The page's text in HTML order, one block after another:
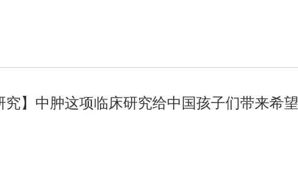
究】中肿这项临床研究给中国孩子们带来希望